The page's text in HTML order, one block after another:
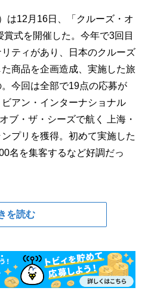
は12月16日、「クルーズ・オ
式を開催した。今年で3回目
ティがあり、日本のクルーズ
商品を企画造成、実施した旅
今回は全部で19点の応募が
アン・インターナショナル
ブ・ザ・シーズで航く 上海・
プリを獲得。初めて実施した
名を集客するなど好調だっ
を読む